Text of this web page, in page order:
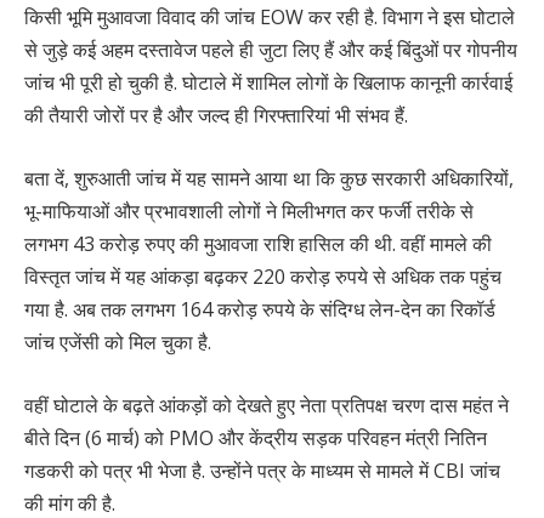
किसी भूमि मुआवजा विवाद की जांच EOW कर रही है. विभाग ने इस घोटाले
से जुड़े कई अहम दस्तावेज पहले ही जुटा लिए हैं और कई बिंदुओं पर गोपनीय
जांच भी पूरी हो चुकी है. घोटाले में शामिल लोगों के खिलाफ कानूनी कार्रवाई
की तैयारी जोरों पर है और जल्द ही गिरफ्तारियां भी संभव हैं.
बता दें, शुरुआती जांच में यह सामने आया था कि कुछ सरकारी अधिकारियों,
भू-माफियाओं और प्रभावशाली लोगों ने मिलीभगत कर फर्जी तरीके से
लगभग 43 करोड़ रुपए की मुआवजा राशि हासिल की थी. वहीं मामले की
विस्तृत जांच में यह आंकड़ा बढ़कर 220 करोड़ रुपये से अधिक तक पहुंच
गया है. अब तक लगभग 164 करोड़ रुपये के संदिग्ध लेन-देन का रिकॉर्ड
जांच एजेंसी को मिल चुका है.
वहीं घोटाले के बढ़ते आंकड़ों को देखते हुए नेता प्रतिपक्ष चरण दास महंत ने
बीते दिन (6 मार्च) को PMO और केंद्रीय सड़क परिवहन मंत्री नितिन
गडकरी को पत्र भी भेजा है. उन्होंने पत्र के माध्यम से मामले में CBI जांच
की मांग की है.